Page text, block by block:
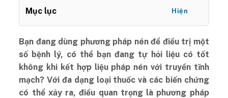
Mục lục Hiện
Bạn đang dùng phương pháp nén để điều trị một
số bệnh lý, có thể bạn đang tự hỏi liệu có tốt
không khi kết hợp liệu pháp nén với truyền tĩnh
mạch? Với đa dạng loại thuốc và các biến chứng
có thể xảy ra, điều quan trọng là phương pháp